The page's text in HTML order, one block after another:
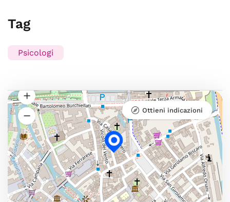
Tag
Psicologi
Ottieni indicazioni